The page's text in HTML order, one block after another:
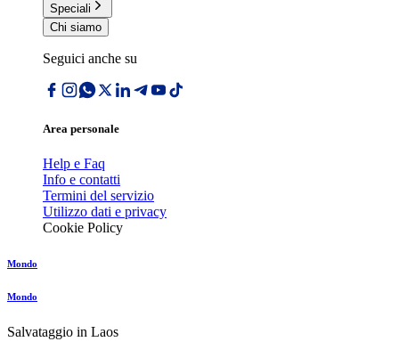
Speciali
Chi siamo
Seguici anche su
Area personale
Help e Faq
Info e contatti
Termini del servizio
Utilizzo dati e privacy
Cookie Policy
Mondo
Mondo
Salvataggio in Laos